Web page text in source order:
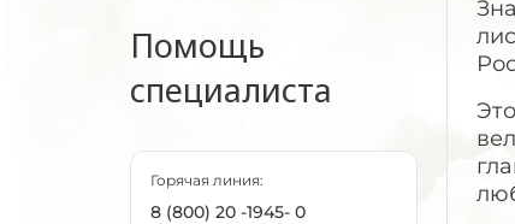
Помощь
специалиста
Горячая линия:
8 (800) 20 -1945- 0